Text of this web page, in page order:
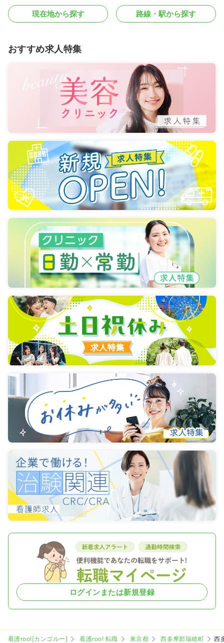
現在地から探す 路線・駅から探す
おすすめ求人特集
ログインまたは新規登録
看護roo![カンゴルー] 看護roo! 転職 東京都 西多摩郡瑞穂町
西